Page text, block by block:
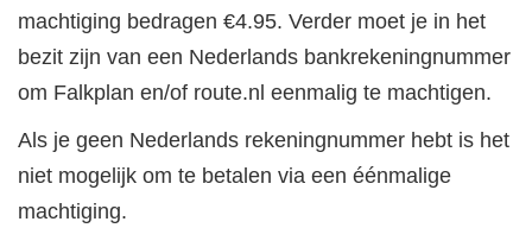
machtiging bedragen €4.95. Verder moet je in het
bezit zijn van een Nederlands bankrekeningnummer
om Falkplan en/of route.nl eenmalig te machtigen.
Als je geen Nederlands rekeningnummer hebt is het
niet mogelijk om te betalen via een éénmalige
machtiging.